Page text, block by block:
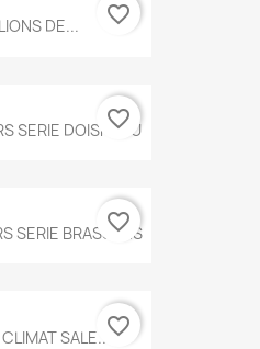
DE... favorite_border
SERIE DOISNEAU
favorite_border
SERIE BRASSENS
favorite_border
SALE...favorite_border